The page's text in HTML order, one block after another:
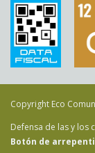
Copyright Eco
Defensa de las y los
Botón de